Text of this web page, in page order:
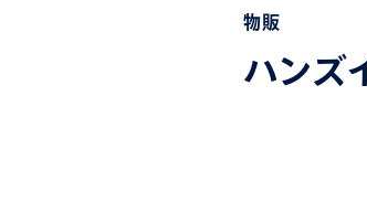
物販
ハンズ